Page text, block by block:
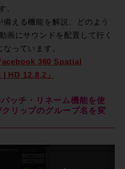
。
える機能を解説、どのよう
画にサウンドを配置して行く
っています。
360 Spatial
HD 12.8.2」
ッチ・リネーム機能を使
リップのグループ名を変